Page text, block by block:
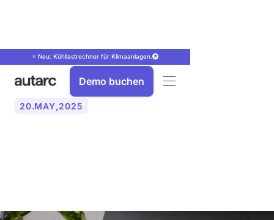
⭐ Neu: Kühllastrechner für Klimaanlagen.
Demo buchen
20.MAY,2025